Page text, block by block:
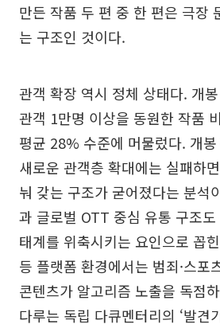
만든 작품 두 편 중 한 편은 극장
는 구조인 것이다.
관객 확장 역시 정체 상태다. 개
관객 1만명 이상을 동원한 작품
평균 28% 수준에 머물렀다. 개
새로운 관객층 확대에는 실패하
눠 갖는 구조가 굳어졌다는 분석
과 글로벌 OTT 중심 유통 구조
태계를 위축시키는 요인으로 꼽
등 플랫폼 환경에서는 범죄·스포
콘텐츠가 알고리즘 노출을 독점
다루는 독립 다큐멘터리의 ‘발견